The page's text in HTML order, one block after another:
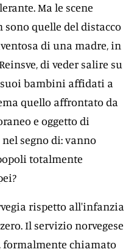
Ma le scene
quelle del distacco
di una madre, in
di veder salire su
bambini affidati a
quello affrontato da
e oggetto di
segno di: vanno
totalmente
rispetto all'infanzia
Il servizio norvegese
chiamato